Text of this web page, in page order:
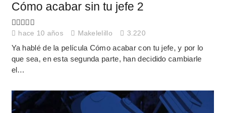
Cómo acabar sin tu jefe 2
hace 10 años Makelelillo 3.220
Ya hablé de la película Cómo acabar con tu jefe, y por lo
que sea, en esta segunda parte, han decidido cambiarle
el…